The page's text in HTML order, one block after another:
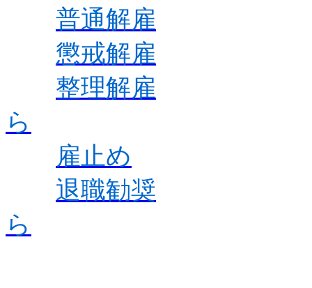
普通解雇
懲戒解雇
整理解雇
ら
雇止め
退職勧奨
ら